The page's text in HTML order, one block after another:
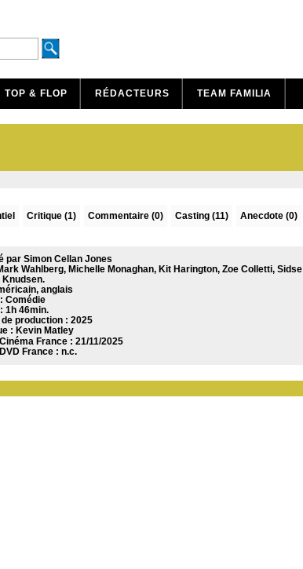
TOP & FLOP RÉDACTEURS TEAM FAMILIA
Critique(1) Commentaire(0) Casting (11) Anecdote (0)
par Simon Cellan Jones
Wahlberg, Michelle Monaghan, Kit Harington, Zoe Colletti, Sidse
Knudsen.
anglais
Comédie
1h 46min.
production : 2025
: Kevin Matley
France : 21/11/2025
France : n.c.